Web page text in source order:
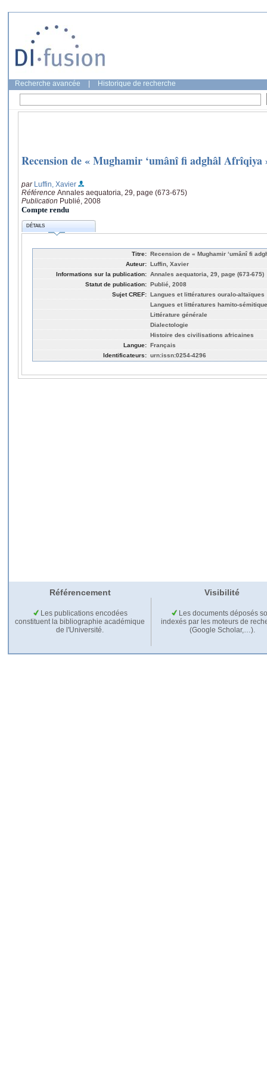
Recherche avancée Historique de recherche
Recension de « Mughamir ‘umânî fi adghâl
par Luffin, Xavier
Référence Annales aequatoria, 29, page (673-675)
Publication Publié, 2008
Compte rendu
DÉTAILS
Titre: Recension de « Mughamir ‘umânî fi
Auteur: Luffin, Xavier
Informations sur la publication: Annales aequatoria, 29, page (673-675)
Statut de publication: Publié, 2008
Sujet CREF: Langues et littératures ouralo-altaïques
Langues et littératures hamito-
Littérature générale
Dialectologie
Histoire des civilisations africaines
Langue: Français
Identificateurs: urn:issn:0254-4296
Référencement Visibilité
Les publications encodées
constituent la bibliographie académique
de l'Université.
Les documents déposés
indexés par les moteurs de
(Google Scholar,…).